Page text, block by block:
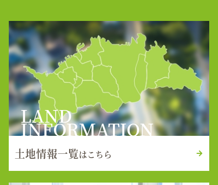
LAND
INFORMATION
土地情報一覧はこちら